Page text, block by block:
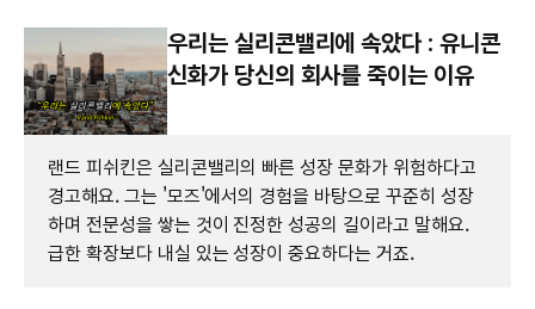
우리는 실리콘밸리에 속았다 : 유니콘
신화가 당신의 회사를 죽이는 이유
랜드 피쉬킨은 실리콘밸리의 빠른 성장 문화가 위험하다고
경고해요. 그는 '모즈'에서의 경험을 바탕으로 꾸준히 성장
하며 전문성을 쌓는 것이 진정한 성공의 길이라고 말해요.
급한 확장보다 내실 있는 성장이 중요하다는 거죠.